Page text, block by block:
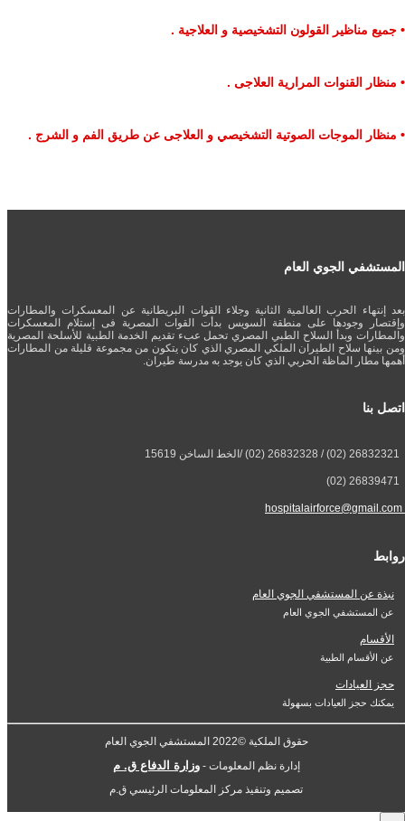
• جميع مناظير القولون التشخيصية و العلاجية .
• منظار القنوات المرارية العلاجى .
• منظار الموجات الصوتية التشخيصي و العلاجى عن طريق الفم و الشرج .
المستشفي الجوي العام
بعد إنتهاء الحرب العالمية الثانية وجلاء القوات البريطانية عن المعسكرات والمطارات
وإقتصار وجودها على منطقة السويس بدأت القوات المصرية فى إستلام المعسكرات
والمطارات وبدأ السلاح الطبي المصري تحمل عبء تقديم الخدمة الطبية للأسلحة المصرية
ومن بينها سلاح الطيران الملكي المصري الذي كان يتكون من مجموعة قليلة من المطارات
أهمها مطار الماظة الحربي الذي كان يوجد به مدرسة طيران.
اتصل بنا
روابط
نبذة عن المستشفي الجوي العام
عن المستشفي الجوي العام
الأقسام
عن الأقسام الطبية
حجز العيادات
يمكنك حجز العيادات بسهولة
حقوق الملكية ©2022 المستشفي الجوي العام
إدارة نظم المعلومات -وزارة الدفاع ق. م
تصميم وتنفيذ مركز المعلومات الرئيسي ق.م